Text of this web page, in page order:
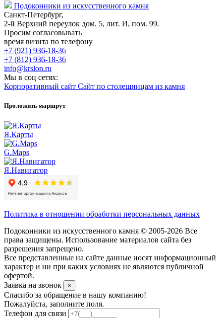
Подоконники из искусственного камня
Санкт-Петербург,
2-й Верхний переулок дом. 5, лит. И, пом. 99.
Просим согласовывать
время визита по телефону
+7 (921) 936-18-36
+7 (812) 936-18-36
info@krslon.ru
Мы в соц сетях:
Корпоративный сайт Сайт по столешницам из камня
Проложить маршрут
Я.Карты
G.Maps
Я.Навигатор
Политика в отношении обработки персональных данных
Подоконники из искусственного камня © 2005-2026 Все
права защищены. Использование материалов сайта без
разрешения запрещено.
Все представленные на сайте данные носят информационный
характер и ни при каких условиях не являются публичной
офертой.
Заявка на звонок
×
Спасибо за обращение в нашу компанию!
Пожалуйста, заполните поля.
Телефон для связи